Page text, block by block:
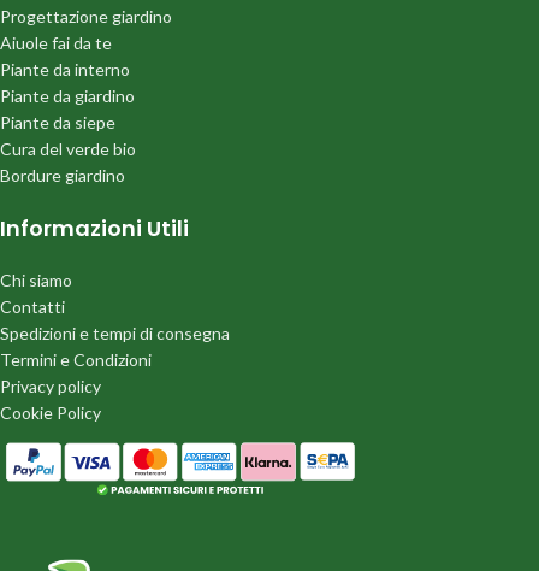
Progettazione giardino
Aiuole fai da te
Piante da interno
Piante da giardino
Piante da siepe
Cura del verde bio
Bordure giardino
Informazioni Utili
Chi siamo
Contatti
Spedizioni e tempi di consegna
Termini e Condizioni
Privacy policy
Cookie Policy